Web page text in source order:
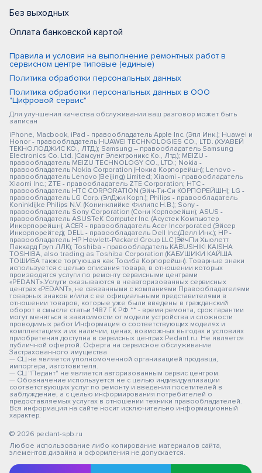
Без выходных
Оплата банковской картой
Правила и условия на выполнение ремонтных работ в
сервисном центре типовые (единые)
Политика обработки персональных данных
Политика обработки персональных данных в ООО
"Цифровой сервис"
Для улучшения качества обслуживания ваш разговор может быть
записан
iPhone, Macbook, iPad - правообладатель Apple Inc. (Эпл Инк.); Huawei и
Honor - правообладатель HUAWEI TECHNOLOGIES CO., LTD. (ХУАВЕЙ
ТЕКНОЛОДЖИС КО., ЛТД.); Samsung – правообладатель Samsung
Electronics Co. Ltd. (Самсунг Электроникс Ко., Лтд.); MEIZU -
правообладатель MEIZU TECHNOLOGY CO., LTD.; Nokia -
правообладатель Nokia Corporation (Нокиа Корпорейшн); Lenovo -
правообладатель Lenovo (Beijing) Limited; Xiaomi - правообладатель
Xiaomi Inc.; ZTE - правообладатель ZTE Corporation; HTC -
правообладатель HTC CORPORATION (Эйч-Ти-Си КОРПОРЕЙШН); LG -
правообладатель LG Corp. (ЭлДжи Корп.); Philips - правообладатель
Koninklijke Philips N.V. (Конинклийке Филипс Н.В.); Sony -
правообладатель Sony Corporation (Сони Корпорейшн); ASUS -
правообладатель ASUSTeK Computer Inc. (Асустек Компьютер
Инкорпорейшн); ACER - правообладатель Acer Incorporated (Эйсер
Инкорпорейтед); DELL - правообладатель Dell Inc.(Делл Инк.); HP -
правообладатель HP Hewlett-Packard Group LLC (ЭйчПи Хьюлетт
Паккард Груп ЛЛК); Toshiba - правообладатель KABUSHIKI KAISHA
TOSHIBA, also trading as Toshiba Corporation (КАБУШИКИ КАЙША
ТОШИБА также торгующая как Тосиба Корпорейшн). Товарные знаки
используется с целью описания товара, в отношении которых
производятся услуги по ремонту сервисными центрами
«PEDANT».Услуги оказываются в неавторизованных сервисных
центрах «PEDANT», не связанными с компаниями Правообладателями
товарных знаков и/или с ее официальными представителями в
отношении товаров, которые уже были введены в гражданский
оборот в смысле статьи 1487 ГК РФ ** - время ремонта, срок гарантии
могут меняться в зависимости от модели устройства и сложности
проводимых работ Информация о соответствующих моделях и
комплектациях и их наличии, ценах, возможных выгодах и условиях
приобретения доступна в сервисных центрах Pedant.ru. Не является
публичной офертой. Оферта на сервисное обслуживание
Застрахованного имущества
— СЦ не является уполномоченной организацией продавца,
импортера, изготовителя.
— СЦ "Педант" не является авторизованным сервис центром.
— Обозначение используется не с целью индивидуализации
соответствующих услуг по ремонту и введения посетителей в
заблуждение, а с целью информирования потребителей о
предоставляемых услугах в отношении техники правообладателей.
Вся информация на сайте носит исключительно информационный
характер.
© 2026 pedant-spb.ru
Любое использование либо копирование материалов сайта,
элементов дизайна и оформления не допускается.